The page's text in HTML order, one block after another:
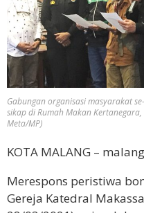
Gabungan organisasi masyarakat
sikap di Rumah Makan
Meta/MP)
KOTA MALANG –
Merespons peristiwa
Gereja Katedral